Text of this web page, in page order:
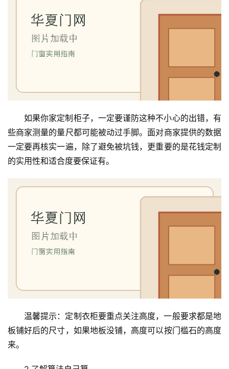
如果你家定制柜子，一定要谨防这种不小心的出错，有
些商家测量的量尺都可能被动过手脚。面对商家提供的数据
一定要再核实一遍，除了避免被坑钱，更重要的是花钱定制
的实用性和适合度要保证有。
温馨提示：定制衣柜要重点关注高度，一般要求都是地
板铺好后的尺寸，如果地板没铺，高度可以按门槛石的高度
来。